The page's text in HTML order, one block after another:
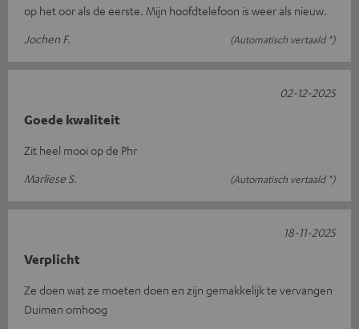
op het oor als de eerste. Mijn hoofdtelefoon is weer als nieuw.
Jochen F.
(Automatisch vertaald *)
Goede kwaliteit
Zit heel mooi op de Phr
Marliese S.
(Automatisch vertaald *)
02-12-2025
Verplicht
Ze doen wat ze moeten doen en zijn gemakkelijk te vervangen
Duimen omhoog
18-11-2025